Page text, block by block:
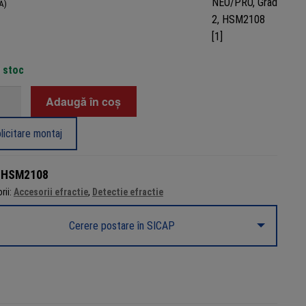
stoc
Adaugă în coș
montaj
HSM2108
Accesorii efractie, Detectie efractie
Cerere postare în SICAP